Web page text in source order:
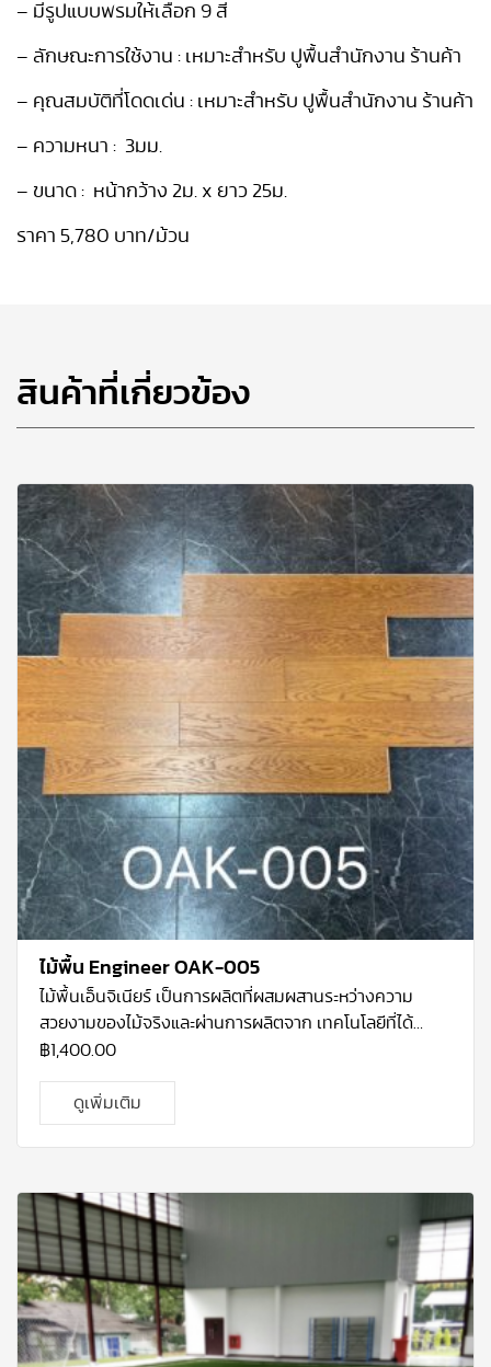
– มีรูปแบบพรมให้เลือก 9 สี
– ลักษณะการใช้งาน : เหมาะสำหรับ ปูพื้นสำนักงาน ร้านค้า
– คุณสมบัติที่โดดเด่น : เหมาะสำหรับ ปูพื้นสำนักงาน ร้านค้า
– ความหนา : 3มม.
– ขนาด : หน้ากว้าง 2ม. x ยาว 25ม.
ราคา 5,780 บาท/ม้วน
สินค้าที่เกี่ยวข้อง
ไม้พื้น Engineer OAK-005
ไม้พื้นเอ็นจิเนียร์ เป็นการผลิตที่ผสมผสานระหว่างความ
สวยงามของไม้จริงและผ่านการผลิตจาก เทคโนโลยีที่ได้
มาตรฐาน โคยไม้ที่ใช้จะเป็นไม้โอ้กแท้ ที่ปลูกมากในทวีป
ความละเอียด เป็นไม้ที่ทนต่อการ เปลี่ยนแปลงทางสภาพทาง
อาการและทนต่อการกัดแทะของแมลงได้ดี จึงเหมาะสม กับ
฿1,400.00
ดูเพิ่มเติม